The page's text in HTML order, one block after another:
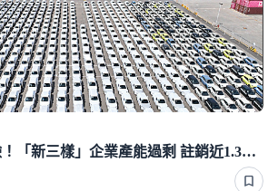
中國商務部被打臉！「新三樣」企業產能過剩 註銷近1.3萬家